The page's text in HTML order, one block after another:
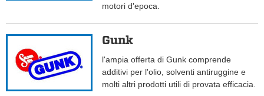
motori d'epoca.
Gunk
l'ampia offerta di Gunk comprende
additivi per l'olio, solventi antiruggine e
molti altri prodotti utili di provata efficacia.